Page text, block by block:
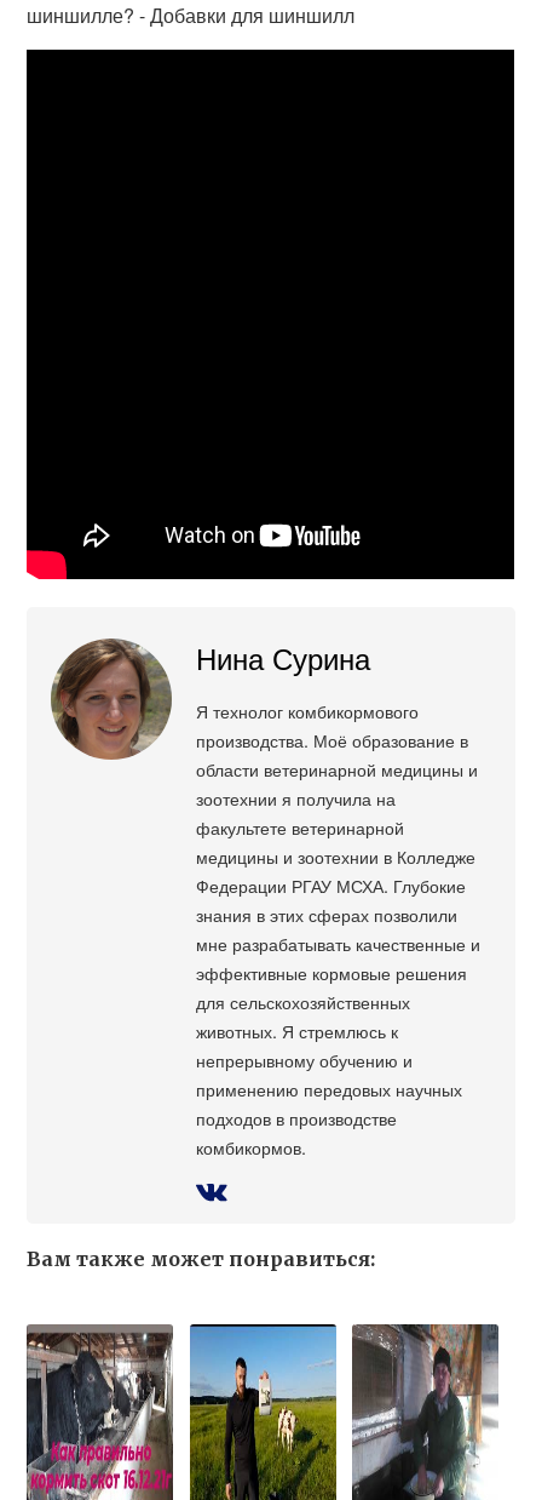
шиншилле? - Добавки для шиншилл
Нина Сурина
Я технолог комбикормового
производства. Моё образование в
области ветеринарной медицины и
зоотехнии я получила на
факультете ветеринарной
медицины и зоотехнии в Колледже
Федерации РГАУ МСХА. Глубокие
знания в этих сферах позволили
мне разрабатывать качественные и
эффективные кормовые решения
для сельскохозяйственных
животных. Я стремлюсь к
непрерывному обучению и
применению передовых научных
подходов в производстве
комбикормов.
Вам также может понравиться: